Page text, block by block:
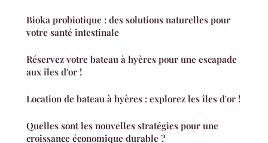
Bioka probiotique : des solutions naturelles pour
votre santé intestinale
Réservez votre bateau à hyères pour une escapade
aux îles d'or !
Location de bateau à hyères : explorez les îles d'or !
Quelles sont les nouvelles stratégies pour une
croissance économique durable ?